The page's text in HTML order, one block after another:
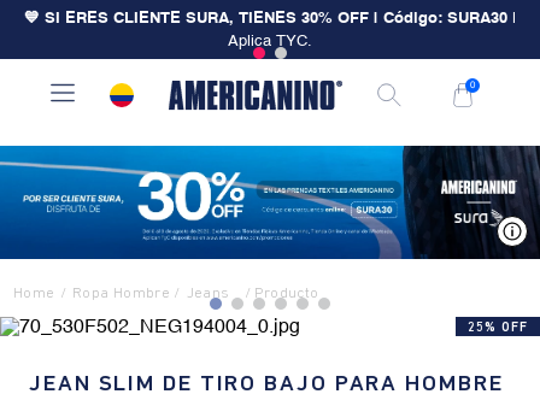
💙 SI ERES CLIENTE SURA, TIENES 30% OFF | Código: SURA30
Aplica TYC.
0
Ropa Hombre Jeans
25% OFF
JEAN SLIM DE TIRO BAJO PARA HOMBRE